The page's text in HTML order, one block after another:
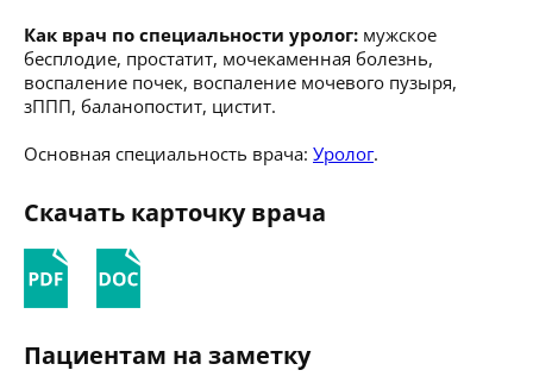
Как врач по специальности уролог: мужское
бесплодие, простатит, мочекаменная болезнь,
воспаление почек, воспаление мочевого пузыря,
зППП, баланопостит, цистит.
Основная специальность врача: Уролог.
Скачать карточку врача
Пациентам на заметку